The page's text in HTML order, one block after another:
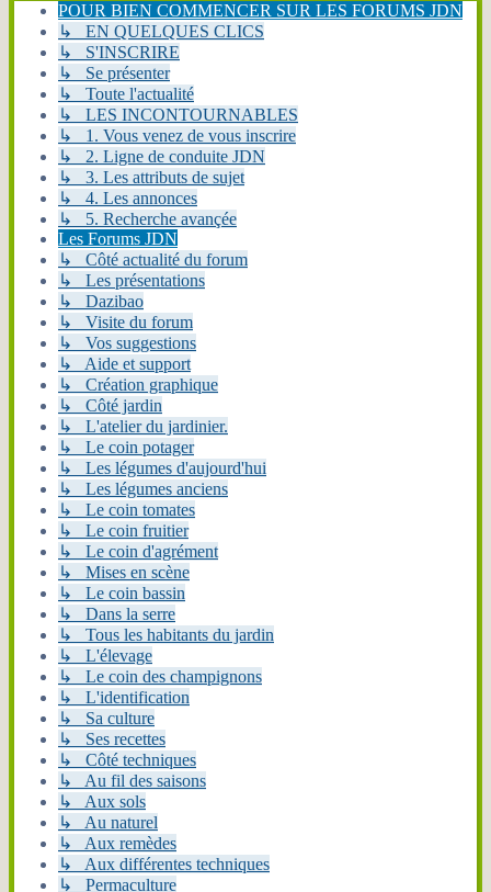
POUR BIEN COMMENCER SUR LES FORUMS JDN
↳ EN QUELQUES CLICS
↳ S'INSCRIRE
↳ Se présenter
↳ Toute l'actualité
↳ LES INCONTOURNABLES
↳ 1. Vous venez de vous inscrire
↳ 2. Ligne de conduite JDN
↳ 3. Les attributs de sujet
↳ 4. Les annonces
↳ 5. Recherche avançée
Les Forums JDN
↳ Côté actualité du forum
↳ Les présentations
↳ Dazibao
↳ Visite du forum
↳ Vos suggestions
↳ Aide et support
↳ Création graphique
↳ Côté jardin
↳ L'atelier du jardinier.
↳ Le coin potager
↳ Les légumes d'aujourd'hui
↳ Les légumes anciens
↳ Le coin tomates
↳ Le coin fruitier
↳ Le coin d'agrément
↳ Mises en scène
↳ Le coin bassin
↳ Dans la serre
↳ Tous les habitants du jardin
↳ L'élevage
↳ Le coin des champignons
↳ L'identification
↳ Sa culture
↳ Ses recettes
↳ Côté techniques
↳ Au fil des saisons
↳ Aux sols
↳ Au naturel
↳ Aux remèdes
↳ Aux différentes techniques
↳ Permaculture